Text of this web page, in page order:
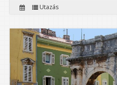
Utazás